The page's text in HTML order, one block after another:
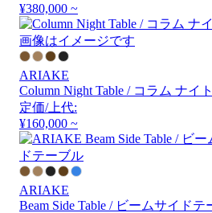
¥380,000 ~
画像はイメージです
ARIAKE
Column Night Table / コラム ナイ
定価/上代:
¥160,000 ~
ARIAKE
Beam Side Table / ビームサイドテ